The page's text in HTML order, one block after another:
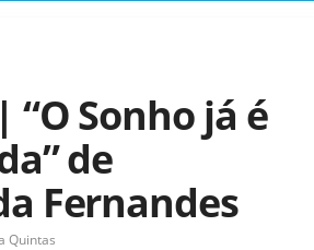
Sonho já é
de
Fernandes
Quintas